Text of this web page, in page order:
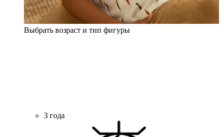
Выбрать возраст и тип фигуры
3 года